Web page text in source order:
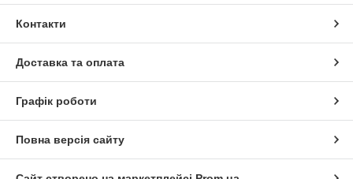
Контакти
Доставка та оплата
Графік роботи
Повна версія сайту